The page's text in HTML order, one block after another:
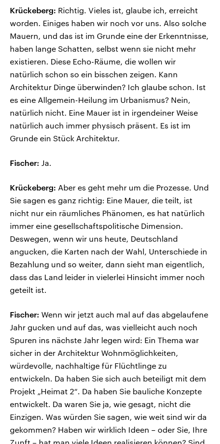
Krückeberg: Richtig. Vieles ist, glaube ich, erreicht
worden. Einiges haben wir noch vor uns. Also solche
Mauern, und das ist im Grunde eine der Erkenntnisse,
haben lange Schatten, selbst wenn sie nicht mehr
existieren. Diese Echo-Räume, die wollen wir
natürlich schon so ein bisschen zeigen. Kann
Architektur Dinge überwinden? Ich glaube schon. Ist
es eine Allgemein-Heilung im Urbanismus? Nein,
natürlich nicht. Eine Mauer ist in irgendeiner Weise
natürlich auch immer physisch präsent. Es ist im
Grunde ein Stück Architektur.
Fischer: Ja.
Krückeberg: Aber es geht mehr um die Prozesse. Und
Sie sagen es ganz richtig: Eine Mauer, die teilt, ist
nicht nur ein räumliches Phänomen, es hat natürlich
immer eine gesellschaftspolitische Dimension.
Deswegen, wenn wir uns heute, Deutschland
angucken, die Karten nach der Wahl, Unterschiede in
Bezahlung und so weiter, dann sieht man eigentlich,
dass das Land leider in vielerlei Hinsicht immer noch
geteilt ist.
Fischer: Wenn wir jetzt auch mal auf das abgelaufene
Jahr gucken und auf das, was vielleicht auch noch
Spuren ins nächste Jahr legen wird: Ein Thema war
sicher in der Architektur Wohnmöglichkeiten,
würdevolle, nachhaltige für Flüchtlinge zu
entwickeln. Da haben Sie sich auch beteiligt mit dem
Projekt „Heimat 2“. Da haben Sie bauliche Konzepte
entwickelt. Da waren Sie ja, wie gesagt, nicht die
Einzigen. Was würden Sie sagen, wie weit sind wir da
gekommen? Haben wir wirklich Ideen – oder Sie, Ihre